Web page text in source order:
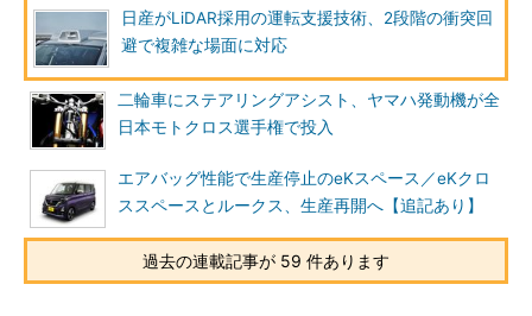
日産がLiDAR採用の運転支援技術、2段階の衝突回
避で複雑な場面に対応
二輪車にステアリングアシスト、ヤマハ発動機が全
日本モトクロス選手権で投入
エアバッグ性能で生産停止のeKスペース／eKクロ
ススペースとルークス、生産再開へ【追記あり】
過去の連載記事が 59 件あります